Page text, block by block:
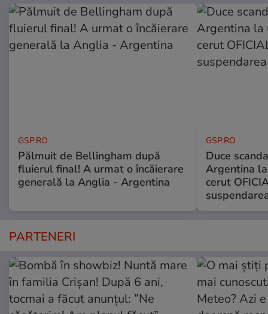
GSP.RO
Pălmuit de Bellingham după
fluierul final! A urmat o încăierare
generală la Anglia - Argentina
GSP.RO
Duce
Argentina
cerut
PARTENERI